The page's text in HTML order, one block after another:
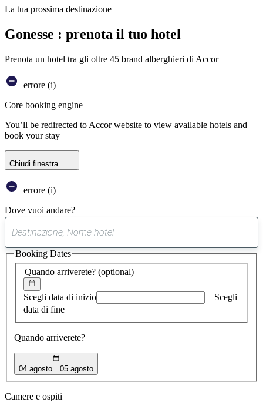
La tua prossima destinazione
Gonesse : prenota il tuo hotel
Prenota un hotel tra gli oltre 45 brand alberghieri di Accor
errore (i)
Core booking engine
You’ll be redirected to Accor website to view available hotels and
book your stay
Chiudi finestra
errore (i)
Dove vuoi andare?
suggerimento
trovato
Quando arriverete? (optional)
Scegli data di inizio
Scegli
data di fine
Quando arriverete?
04 agosto 05 agosto
Booking Dates
Camere e ospiti